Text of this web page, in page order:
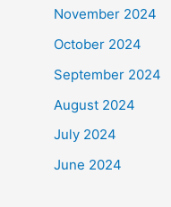
November 2024
October 2024
September 2024
August 2024
July 2024
June 2024